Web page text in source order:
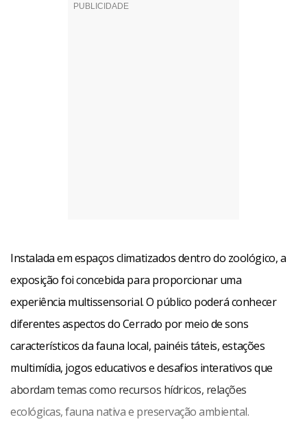
Instalada em espaços climatizados dentro do zoológico, a
exposição foi concebida para proporcionar uma
experiência multissensorial. O público poderá conhecer
diferentes aspectos do Cerrado por meio de sons
característicos da fauna local, painéis táteis, estações
multimídia, jogos educativos e desafios interativos que
abordam temas como recursos hídricos, relações
ecológicas, fauna nativa e preservação ambiental.